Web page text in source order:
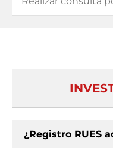
¿Registro RUES